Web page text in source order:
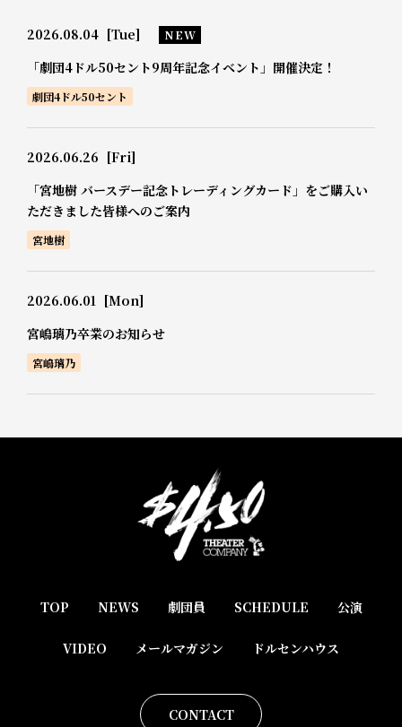
2026.08.04 [Tue] NEW
「劇団4ドル50セント9周年記念イベント」開催決定！
劇団4ドル50セント
2026.06.26 [Fri]
「宮地樹 バースデー記念トレーディングカード」をご購入い
ただきました皆様へのご案内
宮地樹
2026.06.01 [Mon]
宮嶋璃乃卒業のお知らせ
宮嶋璃乃
TOP NEWS 劇団員 SCHEDULE 公演
VIDEO メールマガジン ドルセンハウス
CONTACT